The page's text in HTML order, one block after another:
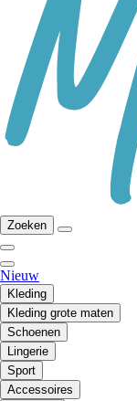
Zoeken
Nieuw
Kleding
Kleding grote maten
Schoenen
Lingerie
Sport
Accessoires